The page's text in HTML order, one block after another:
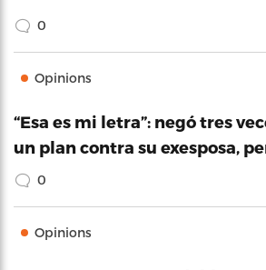
0
Opinions
“Esa es mi letra”: negó tres
un plan contra su exesposa,
0
Opinions